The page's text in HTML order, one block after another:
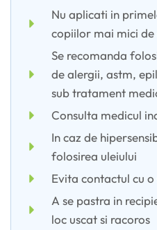
Nu aplicati in
copiilor mai mici de
Se recomanda
de alergii, astm,
sub tratament
Consulta medicul
In caz de
folosirea uleiului
Evita contactul cu
A se pastra in
loc uscat si racoros